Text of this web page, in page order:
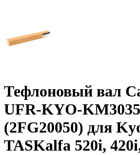
Тефлоновый вал
UFR-KYO-KM3035
(2FG20050) для
TASKalfa 520i,